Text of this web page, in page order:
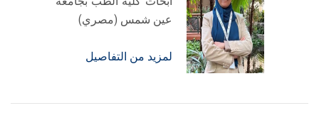
عين شمس (مصري)
لمزيد من التفاصيل